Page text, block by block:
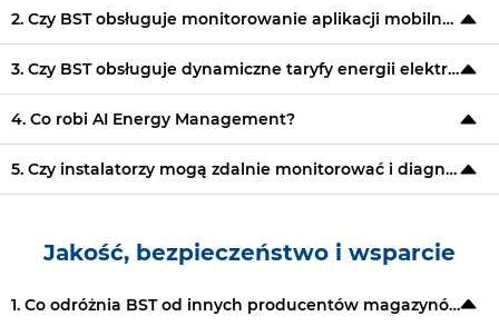
2. Czy BST obsługuje monitorowanie aplikacji mobilnych?
3. Czy BST obsługuje dynamiczne taryfy energii elektrycznej?
4. Co robi AI Energy Management?
5. Czy instalatorzy mogą zdalnie monitorować i diagnozować systemy?
Jakość, bezpieczeństwo i wsparcie
1. Co odróżnia BST od innych producentów magazynów energii?